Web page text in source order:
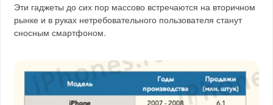
Эти гаджеты до сих пор массово встречаются на вторичном
рынке и в руках нетребовательного пользователя станут
сносным смартфоном.